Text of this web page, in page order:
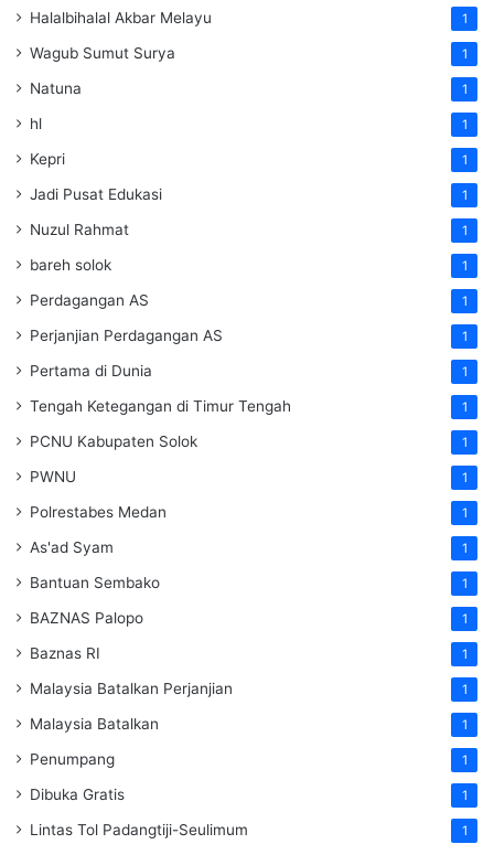
Halalbihalal Akbar Melayu 1
Wagub Sumut Surya 1
Natuna 1
hl 1
Kepri 1
Jadi Pusat Edukasi 1
Nuzul Rahmat 1
bareh solok 1
Perdagangan AS 1
Perjanjian Perdagangan AS 1
Pertama di Dunia 1
Tengah Ketegangan di Timur Tengah 1
PCNU Kabupaten Solok 1
PWNU 1
Polrestabes Medan 1
As'ad Syam 1
Bantuan Sembako 1
BAZNAS Palopo 1
Baznas RI 1
Malaysia Batalkan Perjanjian 1
Malaysia Batalkan 1
Penumpang 1
Dibuka Gratis 1
Lintas Tol Padangtiji-Seulimum 1